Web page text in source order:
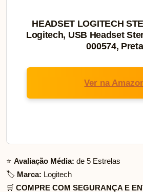
HEADSET LOGITECH
Logitech, USB Headset
000574, Preta
Ver na
⭐ Avaliação Média: de 5 Estrelas
🏷️ Marca: Logitech
🛒 COMPRE COM SEGURANÇA E